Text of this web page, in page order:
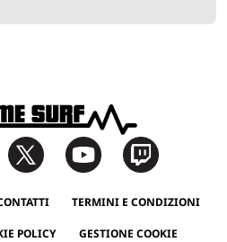
TERMINI E CONDIZIONI
POLICY GESTIONE COOKIE